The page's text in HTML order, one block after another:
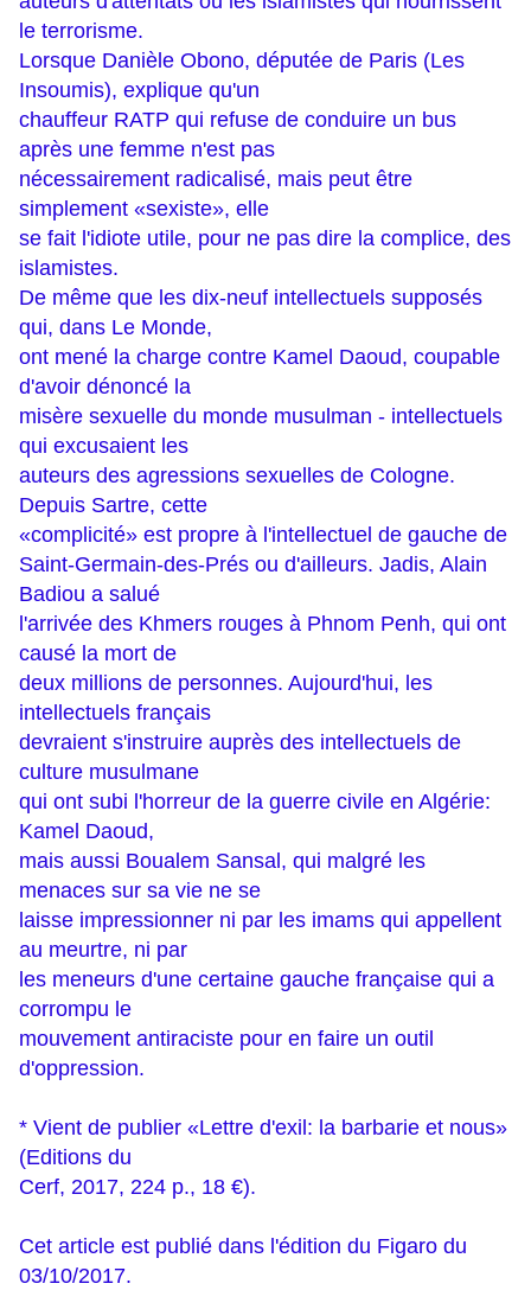
le terrorisme.
Lorsque Danièle Obono, députée de Paris (Les
Insoumis), explique qu'un
chauffeur RATP qui refuse de conduire un bus
après une femme n'est pas
nécessairement radicalisé, mais peut être
simplement «sexiste», elle
se fait l'idiote utile, pour ne pas dire la complice, des
islamistes.
De même que les dix-neuf intellectuels supposés
qui, dans Le Monde,
ont mené la charge contre Kamel Daoud, coupable
d'avoir dénoncé la
misère sexuelle du monde musulman - intellectuels
qui excusaient les
auteurs des agressions sexuelles de Cologne.
Depuis Sartre, cette
«complicité» est propre à l'intellectuel de gauche de
Saint-Germain-des-Prés ou d'ailleurs. Jadis, Alain
Badiou a salué
l'arrivée des Khmers rouges à Phnom Penh, qui ont
causé la mort de
deux millions de personnes. Aujourd'hui, les
intellectuels français
devraient s'instruire auprès des intellectuels de
culture musulmane
qui ont subi l'horreur de la guerre civile en Algérie:
Kamel Daoud,
mais aussi Boualem Sansal, qui malgré les
menaces sur sa vie ne se
laisse impressionner ni par les imams qui appellent
au meurtre, ni par
les meneurs d'une certaine gauche française qui a
corrompu le
mouvement antiraciste pour en faire un outil
d'oppression.
* Vient de publier «Lettre d'exil: la barbarie et nous»
(Editions du
Cerf, 2017, 224 p., 18 €).
Cet article est publié dans l'édition du Figaro du
03/10/2017.